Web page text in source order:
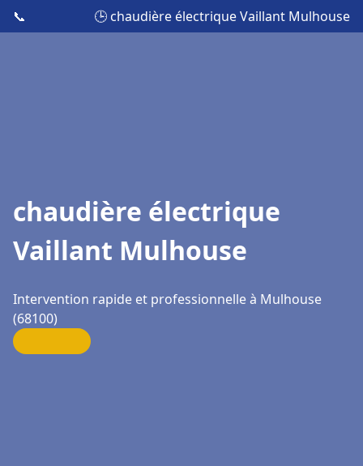
📞 🕒 chaudière électrique Vaillant Mulhouse
chaudière électrique
Vaillant Mulhouse
Intervention rapide et professionnelle à Mulhouse
(68100)